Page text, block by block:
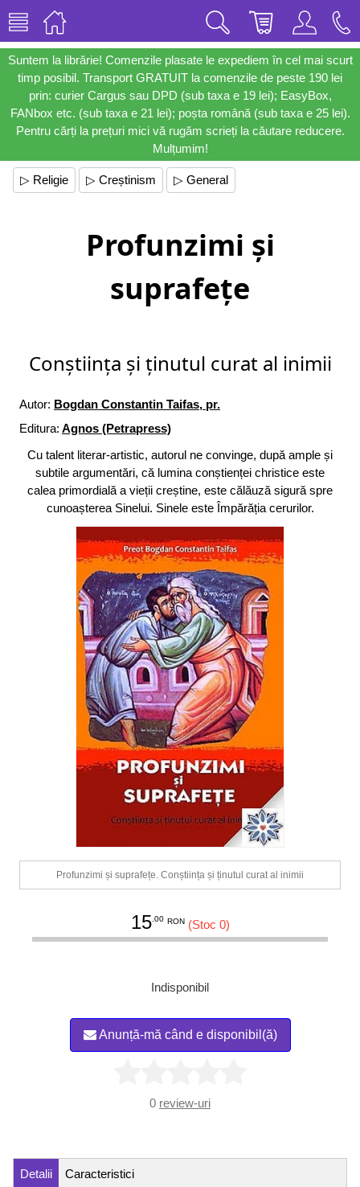
Suntem la librărie! Comenzile plasate le expediem în cel mai scurt
timp posibil. Transport GRATUIT la comenzile de peste 190 lei
prin: curier Cargus sau DPD (sub taxa e 19 lei); EasyBox,
FANbox etc. (sub taxa e 21 lei); poșta română (sub taxa e 25 lei).
Pentru cărți la prețuri mici vă rugăm scrieți la căutare reducere.
Mulțumim!
▷ Religie ▷ Creștinism ▷ General
Profunzimi și
suprafețe
Conștiința și ținutul curat al inimii
Autor: Bogdan Constantin Taifas, pr.
Editura: Agnos (Petrapress)
Cu talent literar-artistic, autorul ne convinge, după ample și
subtile argumentări, că lumina conștienței christice este
calea primordială a vieții creștine, este călăuză sigură spre
cunoașterea Sinelui. Sinele este Împărăția cerurilor.
Profunzimi și suprafețe. Conștiința și ținutul curat al inimii
15.00 RON (Stoc 0)
Indisponibil
Anunță-mă când e disponibil(ă)
0 review-uri
Detalii Caracteristici